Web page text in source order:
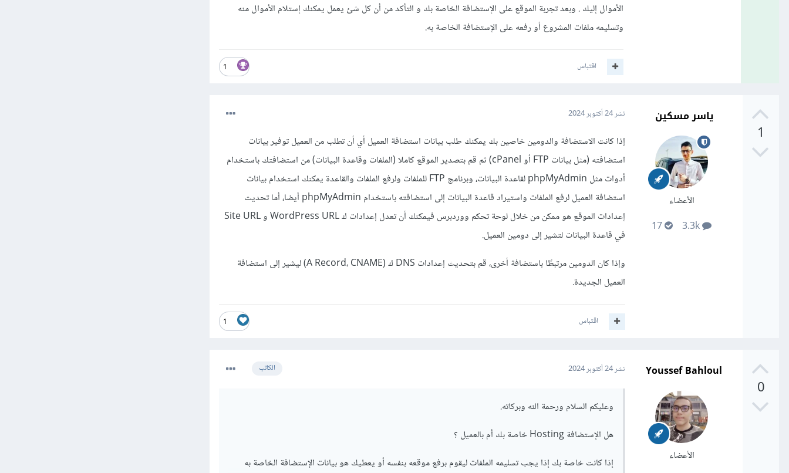
الأموال إليك . وبعد تجربة الموقع على الإستضافة الخاصة بك و التأكد من أن كل شئ يعمل يمكنك إستلام الأموال منه
وتسليمه ملفات المشروع أو رفعه على الإستضافة الخاصة به.
1 اقتباس
1
ياسر مسكين
الأعضاء
نشر24 أكتوبر 2024
إذا كانت الاستضافة والدومين خاصين بك يمكنك طلب بيانات استضافة العميل أي أن تطلب من العميل توفير بيانات
استضافته (مثل بيانات FTP أو cPanel) ثم قم بتصدير الموقع كاملا (الملفات وقاعدة البيانات) من استضافتك باستخدام
أدوات مثل phpMyAdmin لقاعدة البيانات، وبرنامج FTP للملفات ولرفع الملفات والقاعدة يمكنك استخدام بيانات
استضافة العميل لرفع الملفات واستيراد قاعدة البيانات إلى استضافته باستخدام phpMyAdmin أيضا، أما تحديث
إعدادات الموقع هو ممكن من خلال لوحة تحكم ووردبرس فيمكنك أن تعدل إعدادات ك WordPress URL و Site URL
في قاعدة البيانات لتشير إلى دومين العميل.
وإذا كان الدومين مرتبطًا باستضافة أخرى، قم بتحديث إعدادات DNS ك (A Record، CNAME) ليشير إلى استضافة
العميل الجديدة.
1 اقتباس
0
Youssef Bahloul
الأعضاء
الكاتب نشر24 أكتوبر 2024
وعليكم السلام ورحمة الله وبركاته.
هل الإستضافة Hosting خاصة بك أم بالعميل ؟
إذا كانت خاصة بك إذا يجب تسليمه الملفات ليقوم برفع موقعه بنفسه أو يعطيك هو بيانات الإستضافة الخاصة به